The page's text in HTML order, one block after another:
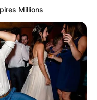
manifestó su
articulada con el
Millions